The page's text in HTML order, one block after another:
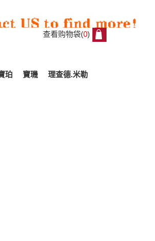
查看购物袋(0)
珀 寶璣 理查德.米勒